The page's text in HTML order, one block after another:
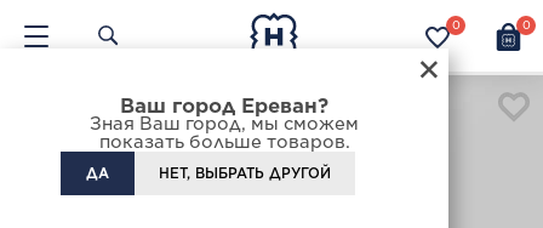
×
Ваш город Ереван?
Зная Ваш город, мы сможем
показать больше товаров.
ДА НЕТ, ВЫБРАТЬ ДРУГОЙ
0 0